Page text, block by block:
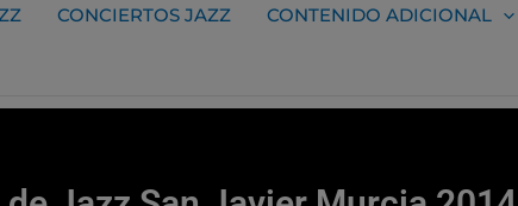
CONCIERTOS JAZZ
CONTENIDO ADICIONAL